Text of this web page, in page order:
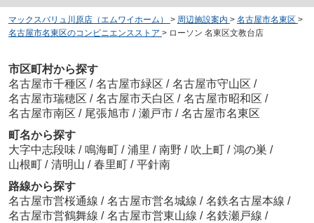
マックスバリュ川原店（エムワイホーム） > 周辺施設案内 > 名古屋市名東区 >
名古屋市名東区のコンビニエンスストア > ローソン 名東区文教台店
市区町村から探す
名古屋市千種区 / 名古屋市緑区 / 名古屋市守山区 /
名古屋市瑞穂区 / 名古屋市天白区 / 名古屋市昭和区 /
名古屋市南区 / 尾張旭市 / 瀬戸市 / 名古屋市名東区
町名から探す
大字中志段味 / 鳴海町 / 浦里 / 南野 / 吹上町 / 鴻の巣 /
山根町 / 清明山 / 春里町 / 平針南
路線から探す
名古屋市営桜通線 / 名古屋市営名城線 / 名鉄名古屋本線 /
名古屋市営鶴舞線 / 名古屋市営東山線 / 名鉄瀬戸線 /